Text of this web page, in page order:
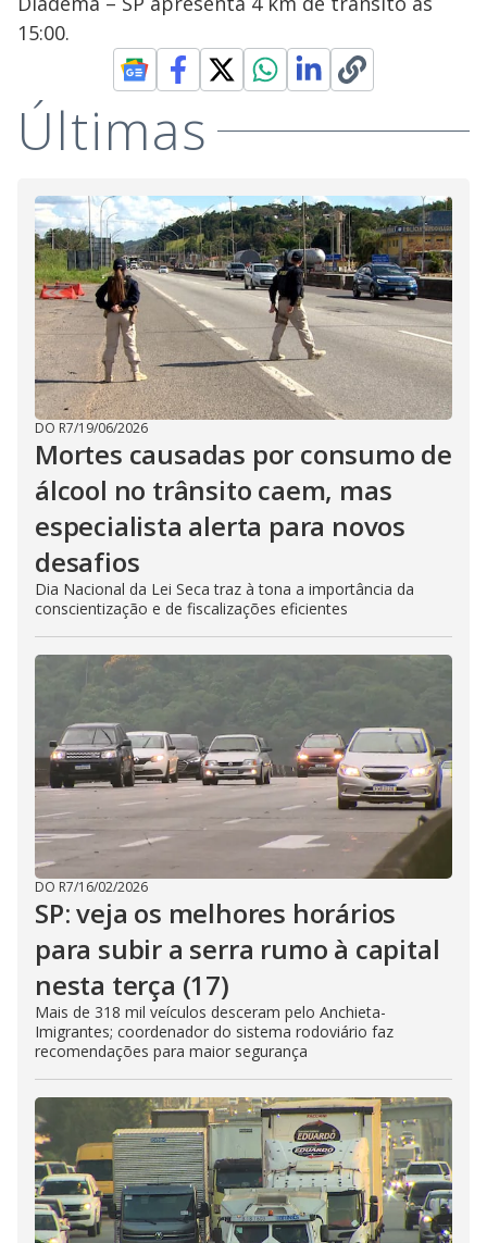
15:00.
Últimas
DO R7/19/06/2026
Mortes causadas por consumo de
álcool no trânsito caem, mas
especialista alerta para novos
desafios
Dia Nacional da Lei Seca traz à tona a importância da
conscientização e de fiscalizações eficientes
DO R7/16/02/2026
SP: veja os melhores horários
para subir a serra rumo à capital
nesta terça (17)
Mais de 318 mil veículos desceram pelo Anchieta-
Imigrantes; coordenador do sistema rodoviário faz
recomendações para maior segurança